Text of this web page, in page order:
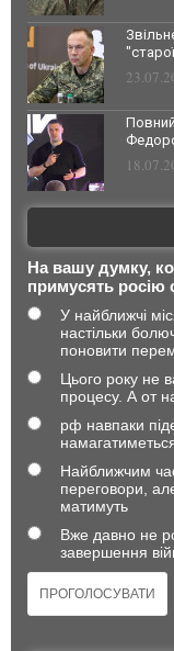
На вашу думку,
примусять росію
У найближчі
настільки
поновити
Цього року не
процесу. А от
рф навпаки
Найближчим
переговори,
матимуть
Вже давно не
завершення